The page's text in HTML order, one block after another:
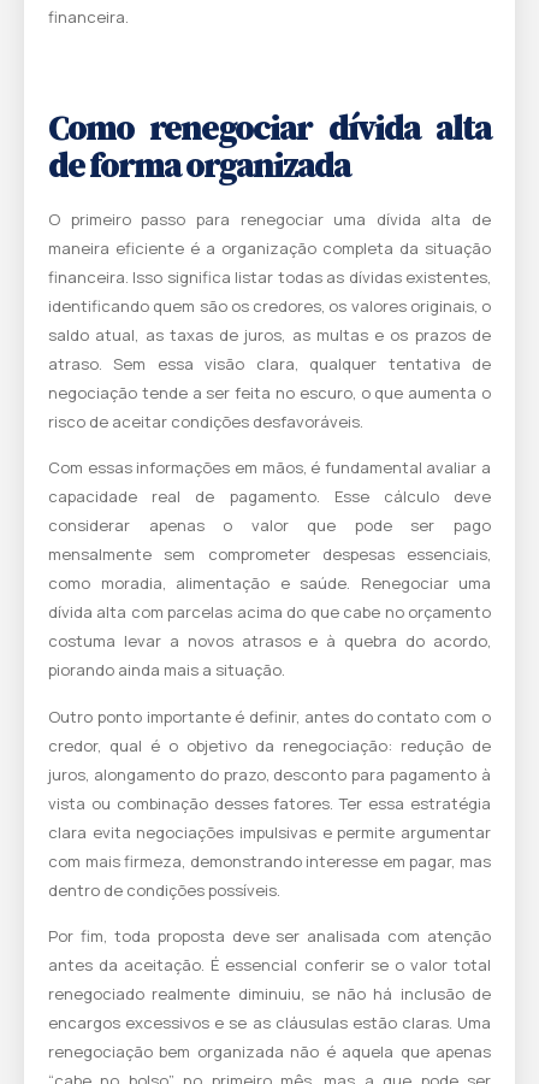
financeira.
Como renegociar dívida alta
de forma organizada
O primeiro passo para renegociar uma dívida alta de
maneira eficiente é a organização completa da situação
financeira. Isso significa listar todas as dívidas existentes,
identificando quem são os credores, os valores originais, o
saldo atual, as taxas de juros, as multas e os prazos de
atraso. Sem essa visão clara, qualquer tentativa de
negociação tende a ser feita no escuro, o que aumenta o
risco de aceitar condições desfavoráveis.
Com essas informações em mãos, é fundamental avaliar a
capacidade real de pagamento. Esse cálculo deve
considerar apenas o valor que pode ser pago
mensalmente sem comprometer despesas essenciais,
como moradia, alimentação e saúde. Renegociar uma
dívida alta com parcelas acima do que cabe no orçamento
costuma levar a novos atrasos e à quebra do acordo,
piorando ainda mais a situação.
Outro ponto importante é definir, antes do contato com o
credor, qual é o objetivo da renegociação: redução de
juros, alongamento do prazo, desconto para pagamento à
vista ou combinação desses fatores. Ter essa estratégia
clara evita negociações impulsivas e permite argumentar
com mais firmeza, demonstrando interesse em pagar, mas
dentro de condições possíveis.
Por fim, toda proposta deve ser analisada com atenção
antes da aceitação. É essencial conferir se o valor total
renegociado realmente diminuiu, se não há inclusão de
encargos excessivos e se as cláusulas estão claras. Uma
renegociação bem organizada não é aquela que apenas